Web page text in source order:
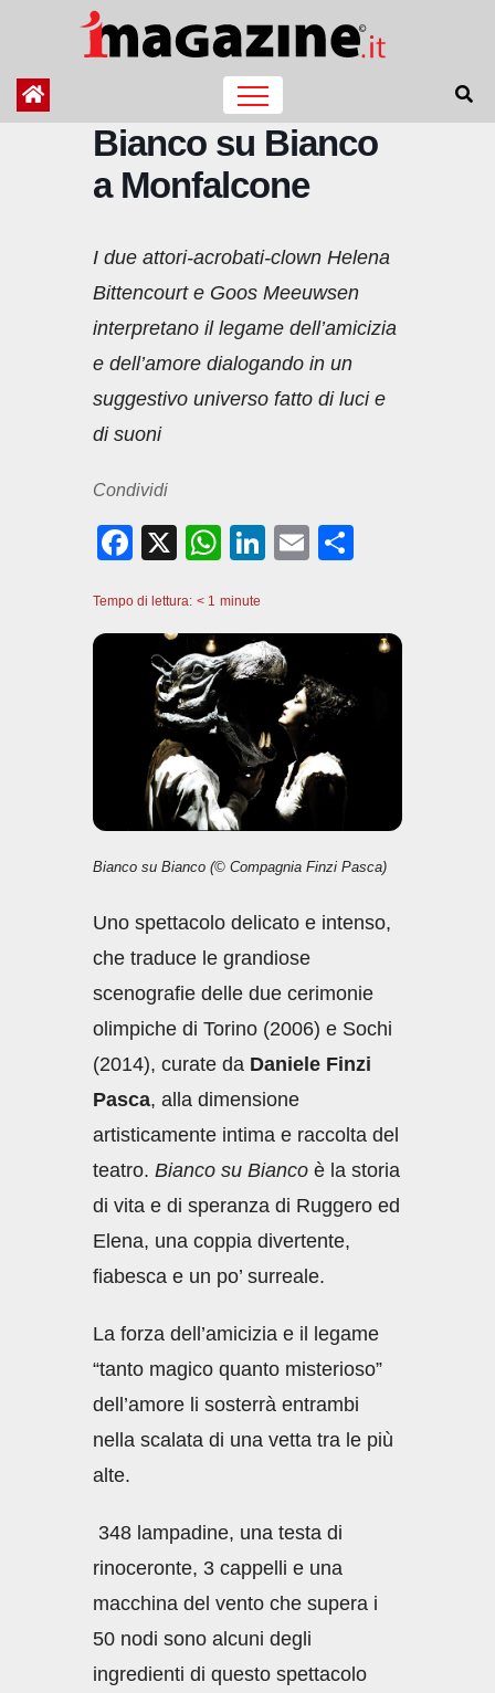
contenuto
Bianco su Bianco
a Monfalcone
I due attori-acrobati-clown Helena
Bittencourt e Goos Meeuwsen
interpretano il legame dell’amicizia
e dell’amore dialogando in un
suggestivo universo fatto di luci e
di suoni
Condividi
F
c
e
o
k
X
W
at
s
A
p
p
Li
e
dI
n
E
di
Tempo di lettura: < 1 minute
Bianco su Bianco (© Compagnia Finzi Pasca)
Uno spettacolo delicato e intenso,
che traduce le grandiose
scenografie delle due cerimonie
olimpiche di Torino (2006) e Sochi
(2014), curate da Daniele Finzi
Pasca, alla dimensione
artisticamente intima e raccolta del
teatro. Bianco su Bianco è la storia
di vita e di speranza di Ruggero ed
Elena, una coppia divertente,
fiabesca e un po’ surreale.
La forza dell’amicizia e il legame
“tanto magico quanto misterioso”
dell’amore li sosterrà entrambi
nella scalata di una vetta tra le più
alte.
348 lampadine, una testa di
rinoceronte, 3 cappelli e una
macchina del vento che supera i
50 nodi sono alcuni degli
ingredienti di questo spettacolo